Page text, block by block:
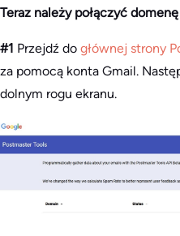
Teraz należy połączyć
#1 Przejdź do głównej strony
za pomocą konta Gmail.
dolnym rogu ekranu.